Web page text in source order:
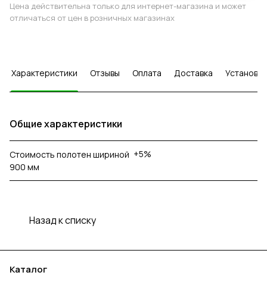
Цена действительна только для интернет-магазина и может
отличаться от цен в розничных магазинах
Характеристики Отзывы Оплата Доставка Установка
Общие характеристики
Стоимость полотен шириной
900 мм
+5%
Назад к списку
Каталог